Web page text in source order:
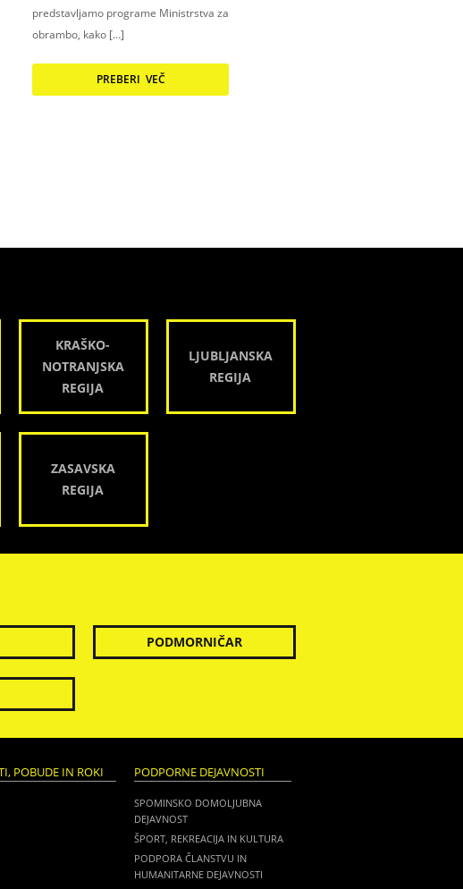
predstavljamo programe Ministrstva za
obrambo, kako […]
PREBERI VEČ
KRAŠKO-
NOTRANJSKA
REGIJA
LJUBLJANSKA
REGIJA
ZASAVSKA
REGIJA
PODMORNIČAR
POBUDE IN ROKI PODPORNE DEJAVNOSTI
SPOMINSKO DOMOLJUBNA
DEJAVNOST
ŠPORT, REKREACIJA IN KULTURA
PODPORA ČLANSTVU IN
HUMANITARNE DEJAVNOSTI